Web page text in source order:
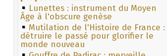
Lunettes : instrument du Moyen
Âge à l'obscure genèse
Mutilation de l'Histoire de France :
détruire le passé pour glorifier le
monde nouveau